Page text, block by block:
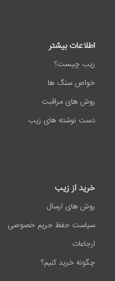
اطلاعات بیشتر
زیب چیست؟
خواص سنگ ها
روش های مراقبت
دست نوشته های زیب
خرید از زیب
روش های ارسال
سیاست حفظ حریم خصوصی
ارجاعات
چگونه خرید کنیم؟